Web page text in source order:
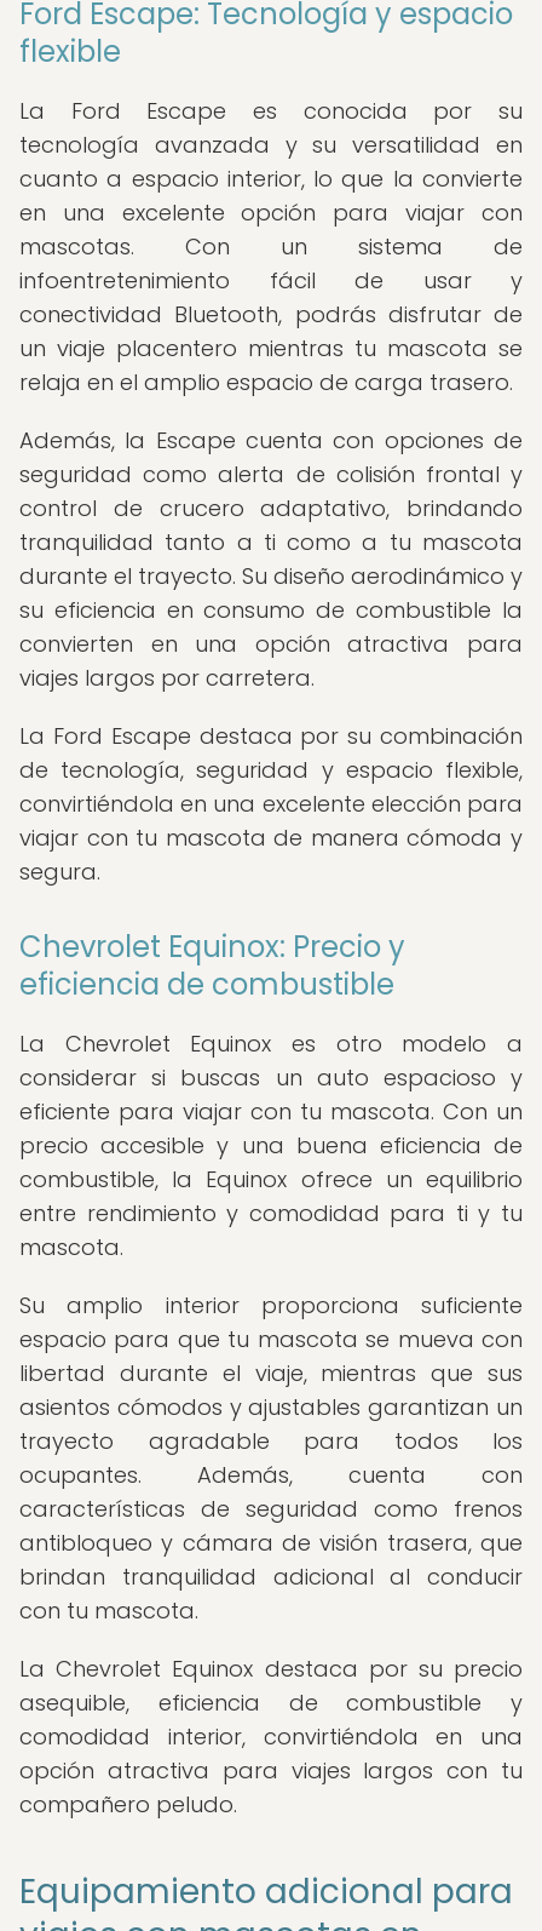
Ford Escape: Tecnología y espacio
flexible
La Ford Escape es conocida por su
tecnología avanzada y su versatilidad en
cuanto a espacio interior, lo que la convierte
en una excelente opción para viajar con
mascotas. Con un sistema de
infoentretenimiento fácil de usar y
conectividad Bluetooth, podrás disfrutar de
un viaje placentero mientras tu mascota se
relaja en el amplio espacio de carga trasero.
Además, la Escape cuenta con opciones de
seguridad como alerta de colisión frontal y
control de crucero adaptativo, brindando
tranquilidad tanto a ti como a tu mascota
durante el trayecto. Su diseño aerodinámico y
su eficiencia en consumo de combustible la
convierten en una opción atractiva para
viajes largos por carretera.
La Ford Escape destaca por su combinación
de tecnología, seguridad y espacio flexible,
convirtiéndola en una excelente elección para
viajar con tu mascota de manera cómoda y
segura.
Chevrolet Equinox: Precio y
eficiencia de combustible
La Chevrolet Equinox es otro modelo a
considerar si buscas un auto espacioso y
eficiente para viajar con tu mascota. Con un
precio accesible y una buena eficiencia de
combustible, la Equinox ofrece un equilibrio
entre rendimiento y comodidad para ti y tu
mascota.
Su amplio interior proporciona suficiente
espacio para que tu mascota se mueva con
libertad durante el viaje, mientras que sus
asientos cómodos y ajustables garantizan un
trayecto agradable para todos los
ocupantes. Además, cuenta con
características de seguridad como frenos
antibloqueo y cámara de visión trasera, que
brindan tranquilidad adicional al conducir
con tu mascota.
La Chevrolet Equinox destaca por su precio
asequible, eficiencia de combustible y
comodidad interior, convirtiéndola en una
opción atractiva para viajes largos con tu
compañero peludo.
Equipamiento adicional para